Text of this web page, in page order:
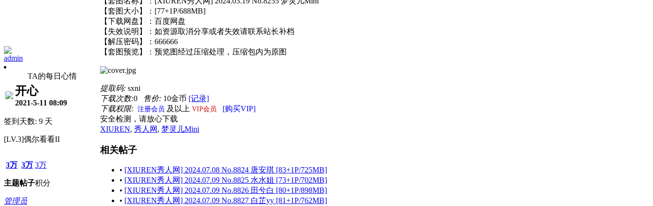
admin
TA的每日心情
开心
2021-5-11 08:09
签到天数: 9 天
[LV.3]偶尔看看II
3万
主题
3万
帖子
3万
积分
管理员
【套图大小】：[77+1P/688MB]
【下载网盘】：百度网盘
【失效说明】：如资源取消分享或者失效请联系站长补档
【解压密码】：666666
【套图预览】：预览图经过压缩处理，压缩包内为原图
提取码: sxni
下载次数:0 售价: 10金币 [记录]
下载权限: 注册会员 及以上 VIP会员
[购买VIP]
安全检测，请放心下载
XIUREN, 秀人网 , 梦灵儿Mini
相关帖子
• [XIUREN秀人网] 2024.07.08 No.8824 唐安琪 [83+1P/725MB]
• [XIUREN秀人网] 2024.07.09 No.8825 水水姐 [73+1P/702MB]
• [XIUREN秀人网] 2024.07.09 No.8826 田兮白 [80+1P/898MB]
• [XIUREN秀人网] 2024.07.09 No.8827 白芷yy [81+1P/762MB]